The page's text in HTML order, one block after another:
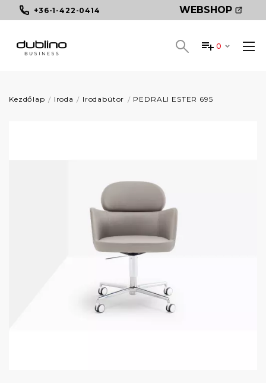
+36-1-422-0414 WEBSHOP
0
Kezdőlap Iroda Irodabútor PEDRALI ESTER 695